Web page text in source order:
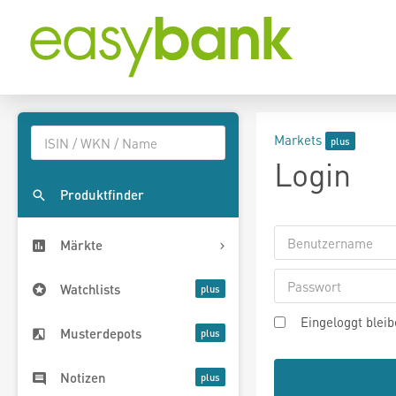
Produktfinder
Märkte
Watchlists
Musterdepots
Notizen
Markets
Login
Eingeloggt